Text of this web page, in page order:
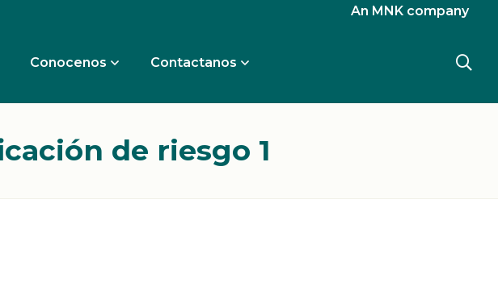
An MNK company
Conocenos Contactanos
de riesgo 1